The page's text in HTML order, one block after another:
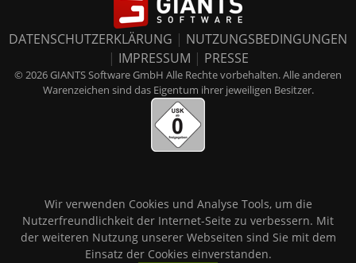
DATENSCHUTZERKLÄRUNG | NUTZUNGSBEDINGUNGEN
| IMPRESSUM | PRESSE
© 2026 GIANTS Software GmbH Alle Rechte vorbehalten. Alle anderen
Warenzeichen sind das Eigentum ihrer jeweiligen Besitzer.
Wir verwenden Cookies und Analyse Tools, um die
Nutzerfreundlichkeit der Internet-Seite zu verbessern. Mit
der weiteren Nutzung unserer Webseiten sind Sie mit dem
Einsatz der Cookies einverstanden.